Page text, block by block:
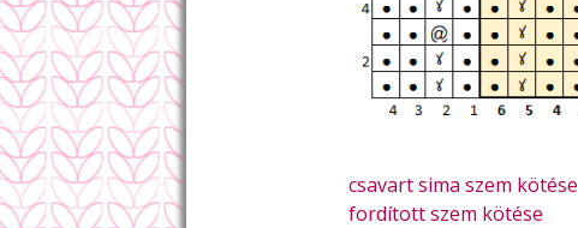
csavart sima szem kötése
fordított szem kötése